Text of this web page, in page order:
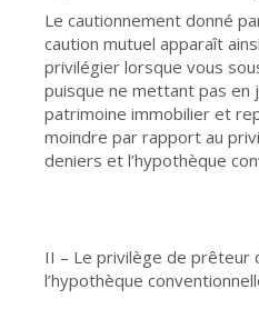
Le cautionnement donné
caution mutuel apparaît
privilégier lorsque vous
puisque ne mettant pas
patrimoine immobilier et
moindre par rapport au
deniers et l’hypothèque
II – Le privilège de prêteur
l’hypothèque